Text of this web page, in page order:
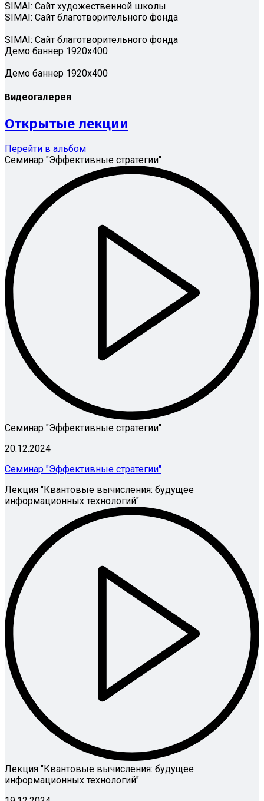
SIMAI: Сайт художественной школы
SIMAI: Сайт благотворительного фонда
SIMAI: Сайт благотворительного фонда
Демо баннер 1920х400
Демо баннер 1920х400
Видеогалерея
Открытые лекции
Перейти в альбом
Семинар "Эффективные стратегии"
Семинар "Эффективные стратегии"
20.12.2024
Семинар "Эффективные стратегии"
Лекция "Квантовые вычисления: будущее
информационных технологий"
Лекция "Квантовые вычисления: будущее
информационных технологий"